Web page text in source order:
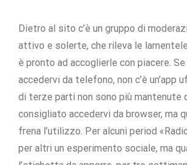
Dietro al sito c’è un gruppo di
attivo e solerte, che rileva le
è pronto ad accoglierle con piacere.
accedervi da telefono, non c’è un’app
di terze parti non sono più mantenute
consigliato accedervi da browser, ma
frena l’utilizzo. Per alcuni period
per altri un esperimento sociale, ma